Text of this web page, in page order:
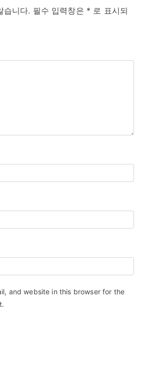
승
습니다. 필수 입력창은 * 로 표시되
and website in this browser for the